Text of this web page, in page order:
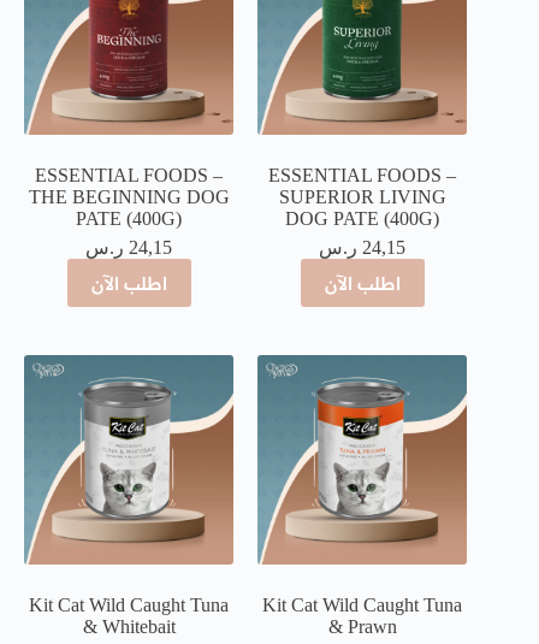
ESSENTIAL FOODS –
SUPERIOR LIVING
DOG PATE (400G)
24,15 ر.س
اطلب الآن
ESSENTIAL FOODS –
THE BEGINNING DOG
PATE (400G)
24,15 ر.س
اطلب الآن
Kit Cat Wild Caught Tuna
& Prawn
Kit Cat Wild Caught Tuna
& Whitebait